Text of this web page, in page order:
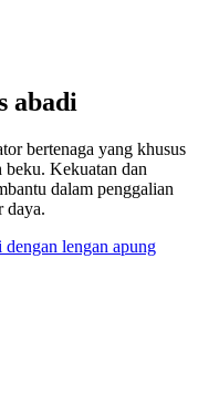
abadi
bertenaga yang khusus
beku. Kekuatan dan
dalam penggalian
daya.